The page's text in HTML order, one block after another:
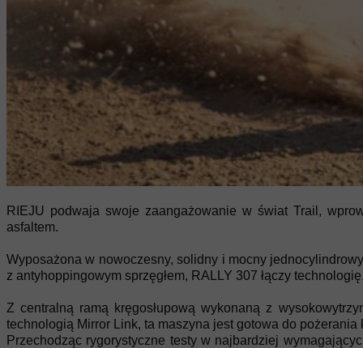
RIEJU podwaja swoje zaangażowanie w świat Trail,
asfaltem.
Wyposażona w nowoczesny, solidny i mocny
z antyhoppingowym sprzęgłem, RALLY 307 łączy
Z centralną ramą kręgosłupową wykonaną z
technologią Mirror Link, ta maszyna jest gotowa do pożerania
Przechodząc rygorystyczne testy w najbardziej